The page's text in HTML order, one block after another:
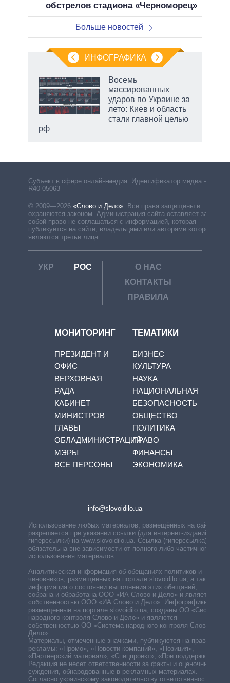
обстрелов стадиона «Черноморец»
Больше новостей
ИНФОГРАФИКА
Восемь
массированных
ударов по Украине за
лето: Киев и область
стали главной целью
рф
Субъект в сфере онлайн-медиа. Идентификатор медиа –
R40-05063
© 2009—2026 «Слово и Дело». Все права защищены и
охраняются законом. Администрация сайта оставляет за
собой право не соглашаться с информацией, которая
публикуется на сайте, владельцами или авторами которой
являются третьи лица.
УКР РОС
О НАС
КОНТАКТЫ
ПРАВИЛА
МОНИТОРИНГ
ПРЕЗИДЕНТ И
ОФИС
ВЕРХОВНАЯ
РАДА
КАБИНЕТ
МИНИСТРОВ
ГЛАВЫ
ОБЛАДМИНИСТРАЦИЙ
МЭРЫ
ВСЕ ПЕРСОНЫ
ТЕМАТИКИ
БИЗНЕС
КУЛЬТУРА
НАУКА
НАЦИОНАЛЬНАЯ
БЕЗОПАСНОСТЬ
ОБЩЕСТВО
ПОЛИТИКА
ПРАВО
ФИНАНСЫ
ЭКОНОМИКА
info@slovoidilo.ua
Использование любых материалов, размещённых на сайте,
разрешается при указании ссылки (для интернет-изданий —
гиперссылки) на www.slovoidilo.ua. Ссылка (гиперссылка)
обязательна вне зависимости от полного либо частичного
использования материалов.
Аналитическая информация об обещаниях политиков и
чиновников, размещенных на портале slovoidilo.ua, а также
информация о состоянии выполнения этих обещаний,
собрана и обработана ООО «ИА Слово и Дело» и является
собственностью ООО «ИА Слово и Дело». Инфографики,
размещенные на портале slovoidilo.ua, созданы ОО «Система
народного контроля Слово и Дело» и являются
собственностью ОО «Система народного контроля Слово и
Дело».
Материалы, отмеченные значками, публикуются на правах
рекламы: «Промо», «Новости компаний», «Позиция»,
«Партнерский материал», «Спецпроект», «При поддержке».
Редакция не несет ответственности за факты и оценочные
суждения, обнародованные в рекламных материалах.
Согласно украинскому законодательству ответственность за